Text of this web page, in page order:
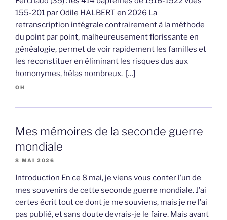
155-201 par Odile HALBERT en 2026 La
retranscription intégrale contrairement à la méthode
du point par point, malheureusement florissante en
généalogie, permet de voir rapidement les familles et
les reconstituer en éliminant les risques dus aux
homonymes, hélas nombreux. […]
OH
Mes mémoires de la seconde guerre
mondiale
8 MAI 2026
Introduction En ce 8 mai, je viens vous conter l’un de
mes souvenirs de cette seconde guerre mondiale. J’ai
certes écrit tout ce dont je me souviens, mais je ne l’ai
pas publié, et sans doute devrais-je le faire. Mais avant